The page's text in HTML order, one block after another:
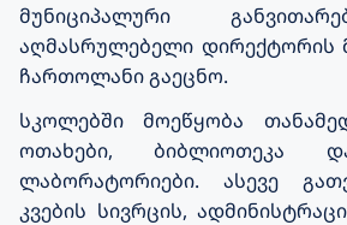
მუნიციპალური
აღმასრულებელი დირექტორის
ჩართოლანი გაეცნო.
სკოლებში მოეწყობა
ოთახები, ბიბლიოთეკა
ლაბორატორიები. ასევე
კვების სივრცის,